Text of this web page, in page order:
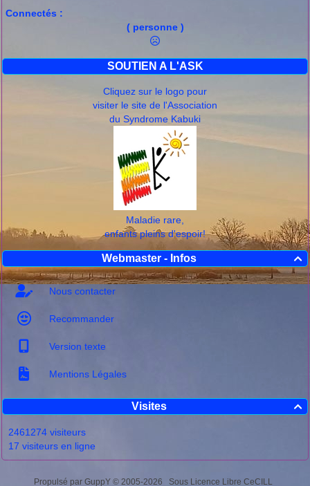
Connectés :
( personne )
SOUTIEN A L'ASK
Cliquez sur le logo pour
visiter le site de l'Association
du Syndrome Kabuki
Maladie rare,
enfants pleins d'espoir!

Webmaster - Infos
Nous contacter
Recommander
Version texte
Mentions Légales

Visites
2461274 visiteurs
17 visiteurs en ligne
Propulsé par GuppY © 2005-2026 Sous Licence Libre CeCILL